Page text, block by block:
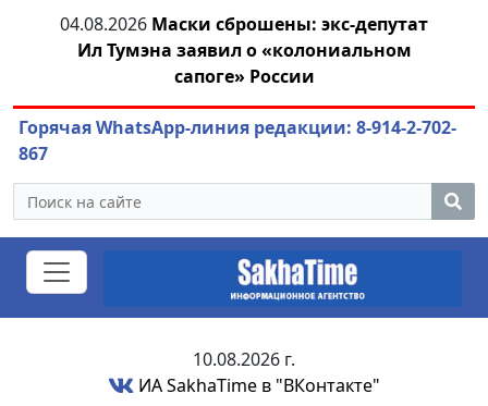
04.08.2026 Маски сброшены: экс-депутат
Ил Тумэна заявил о «колониальном
сапоге» России
Горячая WhatsApp-линия редакции: 8-914-2-702-
867
10.08.2026 г.
ИА SakhaTime в "ВКонтакте"